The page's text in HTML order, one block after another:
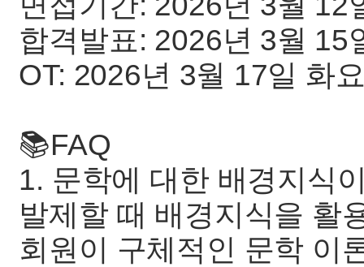
합격발표: 2026년 3월 15
OT: 2026년 3월 17일 화
📚FAQ
1. 문학에 대한 배경지식
발제할 때 배경지식을 활
회원이 구체적인 문학 이